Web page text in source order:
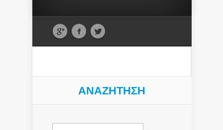
ΑΝΑΖΉΤΗΣΗ
Αναζήτηση